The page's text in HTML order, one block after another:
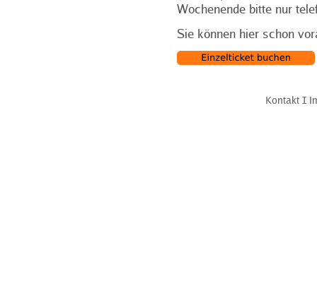
Wochenende bitte nur
Sie können hier schon
Kontakt Ι